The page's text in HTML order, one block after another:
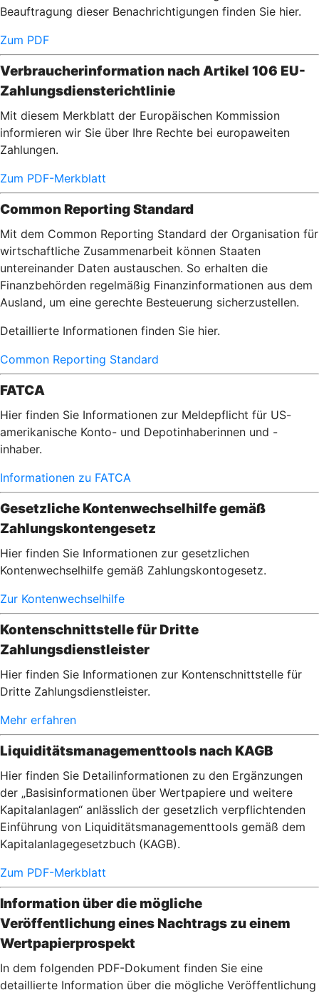
Beauftragung dieser Benachrichtigungen finden Sie hier.
Zum PDF
Verbraucherinformation nach Artikel 106 EU-
Zahlungsdiensterichtlinie
Mit diesem Merkblatt der Europäischen Kommission
informieren wir Sie über Ihre Rechte bei europaweiten
Zahlungen.
Zum PDF-Merkblatt
Common Reporting Standard
Mit dem Common Reporting Standard der Organisation für
wirtschaftliche Zusammenarbeit können Staaten
untereinander Daten austauschen. So erhalten die
Finanzbehörden regelmäßig Finanzinformationen aus dem
Ausland, um eine gerechte Besteuerung sicherzustellen.
Detaillierte Informationen finden Sie hier.
Common Reporting Standard
FATCA
Hier finden Sie Informationen zur Meldepflicht für US-
amerikanische Konto- und Depotinhaberinnen und -
inhaber.
Informationen zu FATCA
Gesetzliche Kontenwechselhilfe gemäß
Zahlungskontengesetz
Hier finden Sie Informationen zur gesetzlichen
Kontenwechselhilfe gemäß Zahlungskontogesetz.
Zur Kontenwechselhilfe
Kontenschnittstelle für Dritte
Zahlungsdienstleister
Hier finden Sie Informationen zur Kontenschnittstelle für
Dritte Zahlungsdienstleister.
Mehr erfahren
Liquiditätsmanagementtools nach KAGB
Hier finden Sie Detailinformationen zu den Ergänzungen
der „Basisinformationen über Wertpapiere und weitere
Kapitalanlagen“ anlässlich der gesetzlich verpflichtenden
Einführung von Liquiditätsmanagementtools gemäß dem
Kapitalanlagegesetzbuch (KAGB).
Zum PDF-Merkblatt
Information über die mögliche
Veröffentlichung eines Nachtrags zu einem
Wertpapierprospekt
In dem folgenden PDF-Dokument finden Sie eine
detaillierte Information über die mögliche Veröffentlichung